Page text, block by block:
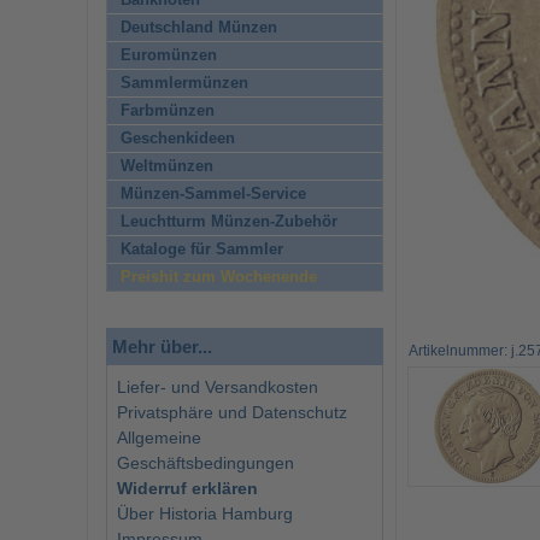
Artikelnummer:
Deutschland Münzen
Euromünzen
Sammlermünzen
Farbmünzen
Geschenkideen
Weltmünzen
Münzen-Sammel-Service
Leuchtturm Münzen-Zubehör
Kataloge für Sammler
Preishit zum Wochenende
Mehr über...
Liefer- und Versandkosten
Privatsphäre und Datenschutz
Allgemeine
Geschäftsbedingungen
Widerruf erklären
Über Historia Hamburg